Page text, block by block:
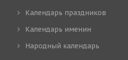
Календарь праздников
Календарь именин
Народный календарь